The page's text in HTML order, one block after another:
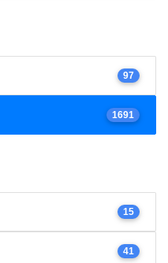
97
1691
15
41